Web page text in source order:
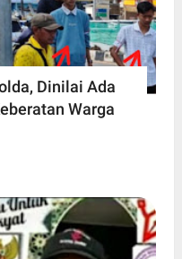
Dinilai Ada
Warga